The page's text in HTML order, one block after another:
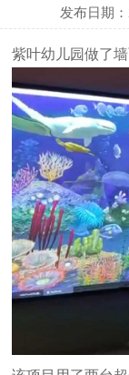
发布日期
紫叶幼儿园做了